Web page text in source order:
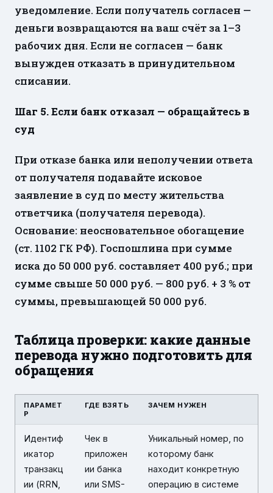
уведомление. Если получатель согласен —
деньги возвращаются на ваш счёт за 1–3
рабочих дня. Если не согласен — банк
вынужден отказать в принудительном
списании.
Шаг 5. Если банк отказал — обращайтесь в
суд
При отказе банка или неполучении ответа
от получателя подавайте исковое
заявление в суд по месту жительства
ответчика (получателя перевода).
Основание: неосновательное обогащение
(ст. 1102 ГК РФ). Госпошлина при сумме
иска до 50 000 руб. составляет 400 руб.; при
сумме свыше 50 000 руб. — 800 руб. + 3 % от
суммы, превышающей 50 000 руб.
Таблица проверки: какие данные
перевода нужно подготовить для
обращения
ПАРАМЕТ
Р
ГДЕ ВЗЯТЬ ЗАЧЕМ НУЖЕН
Идентиф
икатор
транзакц
ии (RRN,
Чек в
приложен
ии банка
или SMS-
Уникальный номер, по
которому банк
находит конкретную
операцию в системе